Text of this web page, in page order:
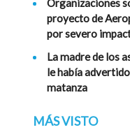
Organizaciones
proyecto de
por severo
La madre de los
le había
matanza
MÁS VISTO